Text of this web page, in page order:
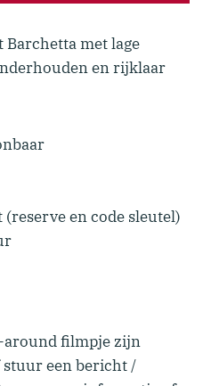
met lage
en rijklaar
en code sleutel)
around filmpje zijn
stuur een bericht /